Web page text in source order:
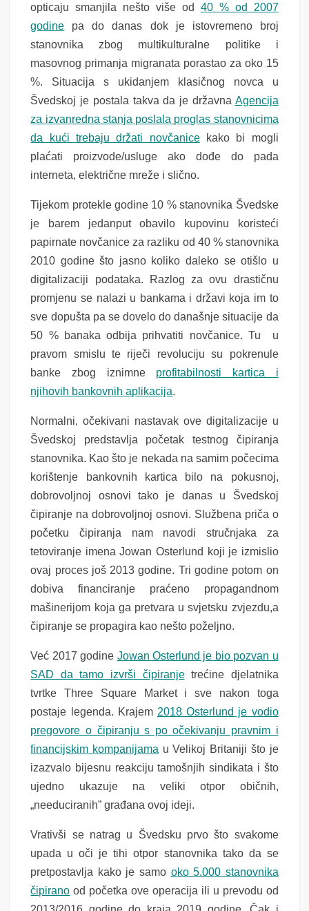
opticaju smanjila nešto više od 40 % od 2007
godine pa do danas dok je istovremeno broj
stanovnika zbog multikulturalne politike i
masovnog primanja migranata porastao za oko 15
%. Situacija s ukidanjem klasičnog novca u
Švedskoj je postala takva da je državna Agencija
za izvanredna stanja poslala proglas stanovnicima
da kući trebaju držati novčanicekako bi mogli
plaćati proizvode/usluge ako dođe do pada
interneta, električne mreže i slično.
Tijekom protekle godine 10 % stanovnika Švedske
je barem jedanput obavilo kupovinu koristeći
papirnate novčanice za razliku od 40 % stanovnika
2010 godine što jasno koliko daleko se otišlo u
digitalizaciji podataka. Razlog za ovu drastičnu
promjenu se nalazi u bankama i državi koja im to
sve dopušta pa se dovelo do današnje situacije da
50 % banaka odbija prihvatiti novčanice. Tu u
pravom smislu te riječi revoluciju su pokrenule
banke zbog iznimne profitabilnosti kartica i
njihovih bankovnih aplikacija.
Normalni, očekivani nastavak ove digitalizacije u
Švedskoj predstavlja početak testnog čipiranja
stanovnika. Kao što je nekada na samim počecima
korištenje bankovnih kartica bilo na pokusnoj,
dobrovoljnoj osnovi tako je danas u Švedskoj
čipiranje na dobrovoljnoj osnovi. Službena priča o
početku čipiranja nam navodi stručnjaka za
tetoviranje imena Jowan Osterlund koji je izmislio
ovaj proces još 2013 godine. Tri godine potom on
dobiva financiranje praćeno propagandnom
mašinerijom koja ga pretvara u svjetsku zvjezdu,a
čipiranje se propagira kao nešto poželjno.
Već 2017 godine Jowan Osterlund je bio pozvan u
SAD da tamo izvrši čipiranjetrećine djelatnika
tvrtke Three Square Market i sve nakon toga
postaje legenda. Krajem 2018 Osterlund je vodio
pregovore o čipiranju s po očekivanju pravnim i
financijskim kompanijama u Velikoj Britaniji što je
izazvalo bijesnu reakciju tamošnjih sindikata i što
ujedno ukazuje na veliki otpor običnih,
„needuciranih” građana ovoj ideji.
Vrativši se natrag u Švedsku prvo što svakome
upada u oči je tihi otpor stanovnika tako da se
pretpostavlja kako je samo oko 5.000 stanovnika
čipirano od početka ove operacija ili u prevodu od